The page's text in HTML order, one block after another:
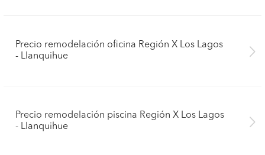
Precio remodelación oficina Región X Los Lagos
- Llanquihue
Precio remodelación piscina Región X Los Lagos
- Llanquihue